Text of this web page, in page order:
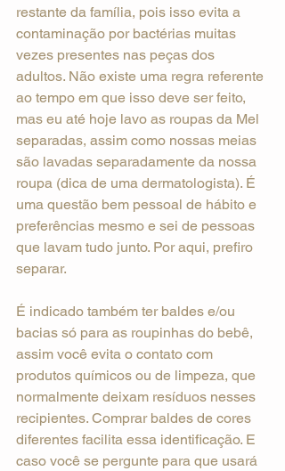
restante da família, pois isso evita a
contaminação por bactérias muitas
vezes presentes nas peças dos
adultos. Não existe uma regra referente
ao tempo em que isso deve ser feito,
mas eu até hoje lavo as roupas da Mel
separadas, assim como nossas meias
são lavadas separadamente da nossa
roupa (dica de uma dermatologista). É
uma questão bem pessoal de hábito e
preferências mesmo e sei de pessoas
que lavam tudo junto. Por aqui, prefiro
separar.
É indicado também ter baldes e/ou
bacias só para as roupinhas do bebê,
assim você evita o contato com
produtos químicos ou de limpeza, que
normalmente deixam resíduos nesses
recipientes. Comprar baldes de cores
diferentes facilita essa identificação. E
caso você se pergunte para que usará